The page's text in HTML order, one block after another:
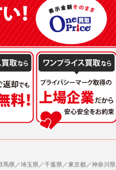
県／埼玉県／千葉県／東京都／神奈川県